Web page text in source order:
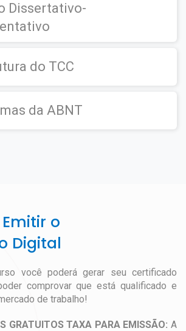
Dissertativo-
do TCC
da ABNT
o
Digital
você poderá gerar seu certificado
comprovar que está qualificado e
de trabalho!
GRATUITOS TAXA PARA EMISSÃO: A